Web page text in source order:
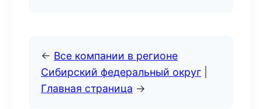
← Все компании в регионе
Сибирский федеральный округ
Главная страница →